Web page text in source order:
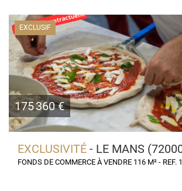
EXCLUSIF
175 360 €
EXCLUSIVITÉ - LE MANS
FONDS DE COMMERCE À VENDRE 116 M² - REF.